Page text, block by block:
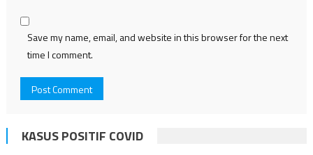
Save my name, email, and website in this browser for the next
time I comment.
KASUS POSITIF COVID